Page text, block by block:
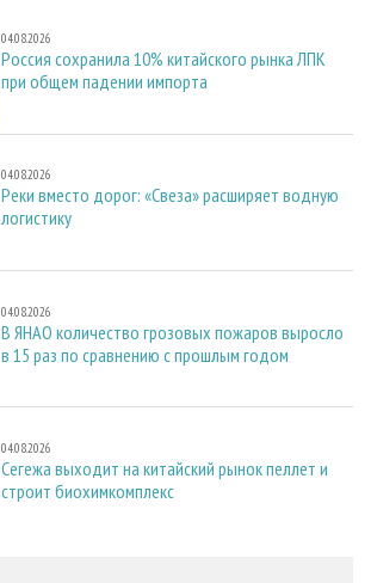
04.08.2026
Россия сохранила 10% китайского рынка ЛПК
при общем падении импорта
04.08.2026
Реки вместо дорог: «Свеза» расширяет водную
логистику
04.08.2026
В ЯНАО количество грозовых пожаров выросло
в 15 раз по сравнению с прошлым годом
04.08.2026
Сегежа выходит на китайский рынок пеллет и
строит биохимкомплекс